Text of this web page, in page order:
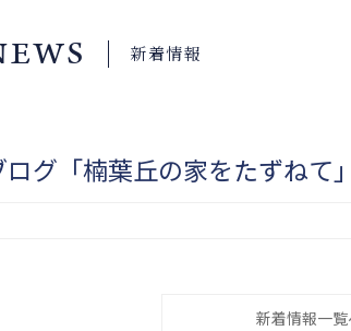
新着情報
ログ「楠葉丘の家をたずねて
新着情報一覧